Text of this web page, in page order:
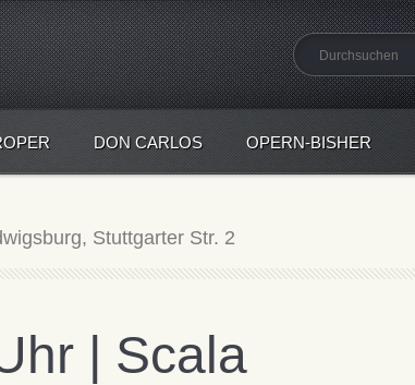
DON CARLOS OPERN-BISHER
Stuttgarter Str. 2
| Scala